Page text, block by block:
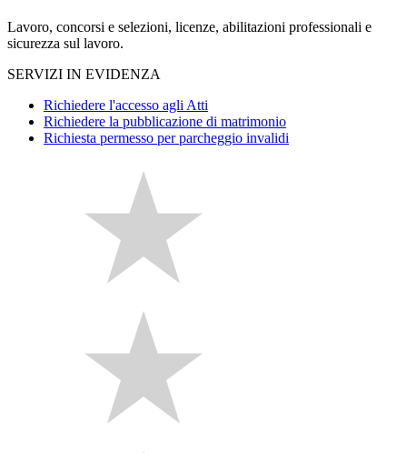
Lavoro, concorsi e selezioni, licenze, abilitazioni professionali e
sicurezza sul lavoro.
SERVIZI IN EVIDENZA
Richiedere l'accesso agli Atti
Richiedere la pubblicazione di matrimonio
Richiesta permesso per parcheggio invalidi